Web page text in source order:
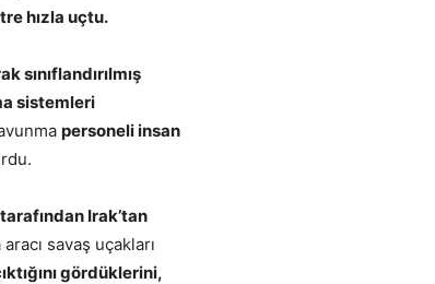
hızla uçtu.
sınıflandırılmış
sistemleri
personeli insan
Irak’tan
savaş uçakları
gördüklerini,